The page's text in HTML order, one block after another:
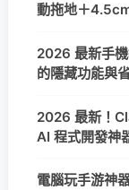
動拖地＋
2026 最新手
的隱藏功能與
2026 最新！
AI 程式開發神
電腦玩手游神